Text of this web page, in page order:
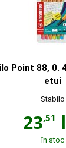
Point 88, 0.
etui
Stabilo
23,51
în stoc